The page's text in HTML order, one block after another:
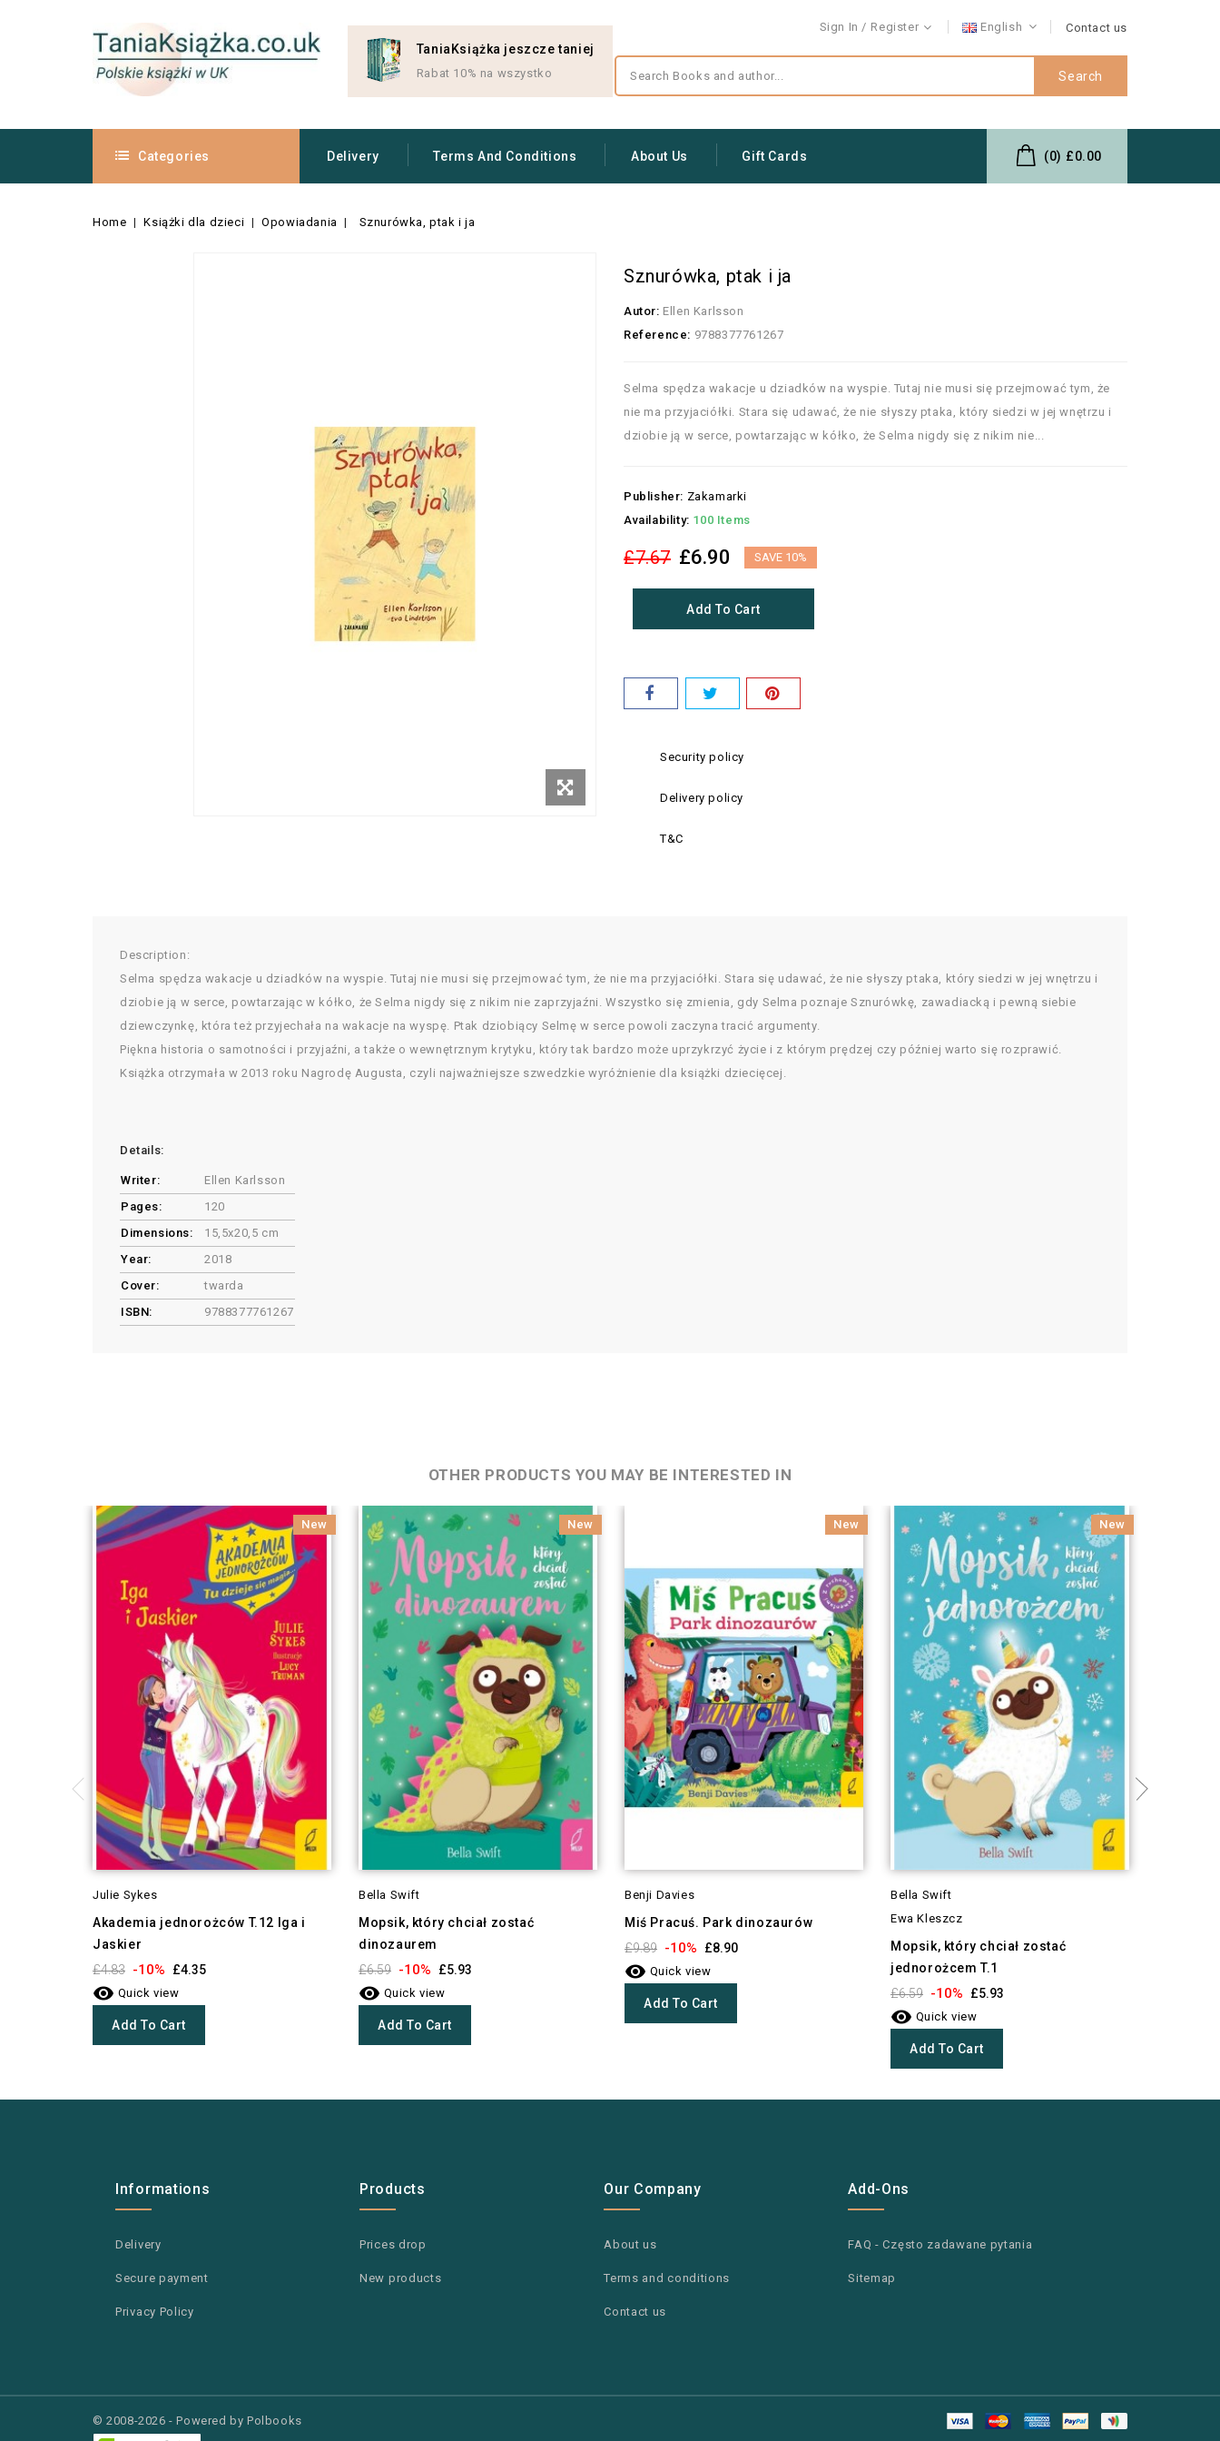
Sign In Register English Contact us
TaniaKsiążka jeszcze taniej
Rabat 10% na wszystko Search
Categories Delivery Terms And Conditions About Us Gift Cards (0) £0.00
Home Książki dla dzieci Opowiadania Sznurówka, ptak i ja
Sznurówka, ptak i ja
Autor: Ellen Karlsson
Reference: 9788377761267
Selma spędza wakacje u dziadków na wyspie. Tutaj nie musi się przejmować tym, że
nie ma przyjaciółki. Stara się udawać, że nie słyszy ptaka, który siedzi w jej wnętrzu i
dziobie ją w serce, powtarzając w kółko, że Selma nigdy się z nikim nie...
Publisher: Zakamarki
Availability: 100 Items
£7.67 £6.90 SAVE 10%
Add To Cart
Security policy
Delivery policy
T&C
Description:
Selma spędza wakacje u dziadków na wyspie. Tutaj nie musi się przejmować tym, że nie ma przyjaciółki. Stara się udawać, że nie słyszy ptaka, który siedzi w jej wnętrzu i
dziobie ją w serce, powtarzając w kółko, że Selma nigdy się z nikim nie zaprzyjaźni. Wszystko się zmienia, gdy Selma poznaje Sznurówkę, zawadiacką i pewną siebie
dziewczynkę, która też przyjechała na wakacje na wyspę. Ptak dziobiący Selmę w serce powoli zaczyna tracić argumenty.
Piękna historia o samotności i przyjaźni, a także o wewnętrznym krytyku, który tak bardzo może uprzykrzyć życie i z którym prędzej czy później warto się rozprawić.
Książka otrzymała w 2013 roku Nagrodę Augusta, czyli najważniejsze szwedzkie wyróżnienie dla książki dziecięcej.
Details:
Writer:
Ellen Karlsson
Pages:
120
Dimensions:
15,5x20,5 cm
Year:
2018
Cover:
twarda
ISBN:
9788377761267
OTHER PRODUCTS YOU MAY BE INTERESTED IN
New
Julie Sykes
Akademia jednorożców T.12 Iga i
Jaskier
£4.83 -10% £4.35
 Quick view
Add To Cart
New
Bella Swift
Mopsik, który chciał zostać
dinozaurem
£6.59 -10% £5.93
 Quick view
Add To Cart
New
Benji Davies
Miś Pracuś. Park dinozaurów
£9.89 -10% £8.90
 Quick view
Add To Cart
New
Bella Swift
Ewa Kleszcz
Mopsik, który chciał zostać
jednorożcem T.1
£6.59 -10% £5.93
 Quick view
Add To Cart
Informations
Delivery
Secure payment
Privacy Policy
Products
Prices drop
New products
Our Company
About us
Terms and conditions
Contact us
Add-Ons
FAQ - Często zadawane pytania
Sitemap
© 2008-2026 - Powered by Polbooks